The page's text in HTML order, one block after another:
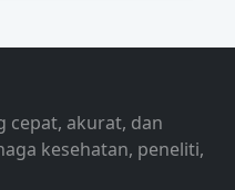
cepat, akurat, dan
kesehatan, peneliti,